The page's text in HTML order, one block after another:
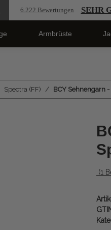
6.222 Bewertungen SEHR
Armbrüste
Spectra (FF) BCY Sehnengarn
(1